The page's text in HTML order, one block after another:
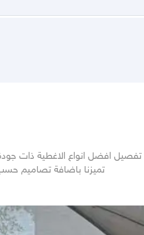
افضل انواع الاغطية ذات جودة
تميزنا باضافة تصاميم